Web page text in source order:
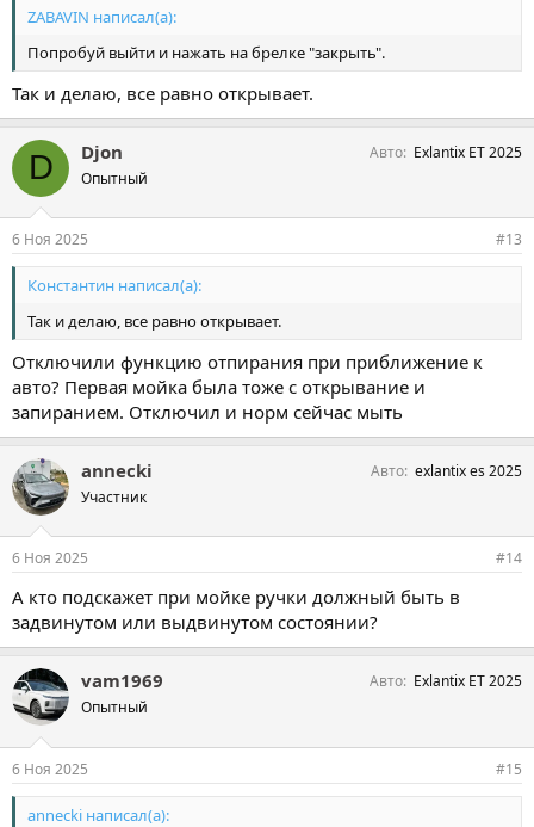
ZABAVIN написал(а):
Попробуй выйти и нажать на брелке "закрыть".
Так и делаю, все равно открывает.
D Djon
Опытный
Авто Exlantix ET 2025
6 Ноя 2025 #13
Константин написал(а):
Так и делаю, все равно открывает.
Отключили функцию отпирания при приближение к
авто? Первая мойка была тоже с открывание и
запиранием. Отключил и норм сейчас мыть
annecki
Участник
Авто exlantix es 2025
6 Ноя 2025 #14
А кто подскажет при мойке ручки должный быть в
задвинутом или выдвинутом состоянии?
vam1969
Опытный
Авто Exlantix ET 2025
6 Ноя 2025 #15
annecki написал(а):